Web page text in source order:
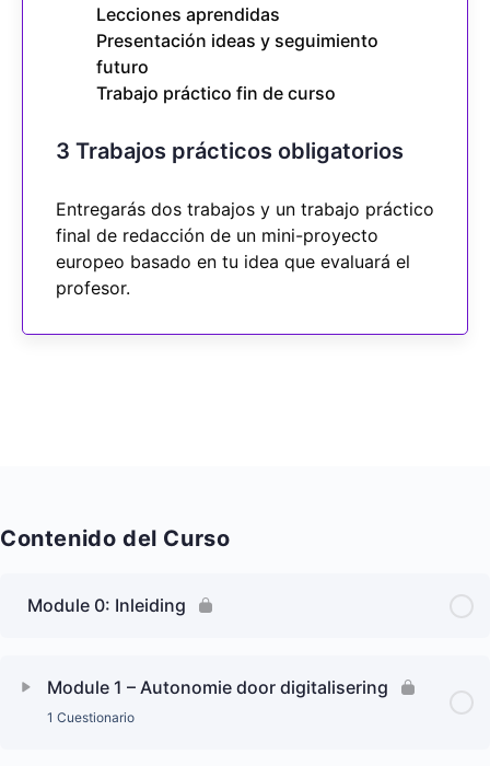
Lecciones aprendidas
Presentación ideas y seguimiento
futuro
Trabajo práctico fin de curso
3 Trabajos prácticos obligatorios
Entregarás dos trabajos y un trabajo práctico
final de redacción de un mini-proyecto
europeo basado en tu idea que evaluará el
profesor.
Contenido del Curso
Module 0: Inleiding
Module 1 – Autonomie door digitalisering
1 Cuestionario